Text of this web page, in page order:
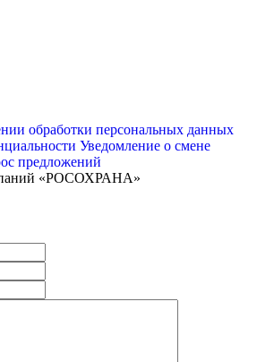
обработки персональных данных
Уведомление о смене
предложений
«РОСОХРАНА»